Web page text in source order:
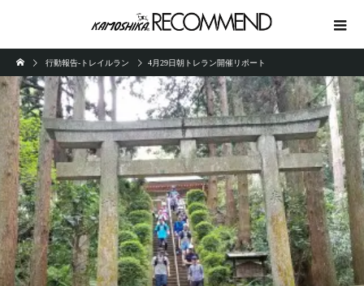
行動報告-トレイルラン 4月29日朝トレラン開催リポート